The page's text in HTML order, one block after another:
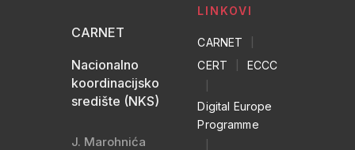
CARNET
Nacionalno
koordinacijsko
središte (NKS)
J. Marohnića
LINKOVI
CARNET
CERT ECCC
Digital Europe
Programme